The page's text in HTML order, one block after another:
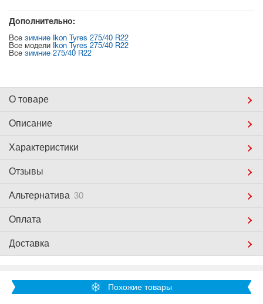
Дополнительно:
Все зимние Ikon Tyres 275/40 R22
Все модели
Ikon Tyres 275/40 R22
Все зимние 275/40 R22
О товаре
Описание
Характеристики
Отзывы
Альтернатива 30
Оплата
Доставка
Похожие товары